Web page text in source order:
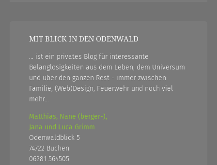
MIT BLICK IN DEN ODENWALD
... ist ein privates Blog für interessante
Belanglosigkeiten aus dem Leben, dem Universum
und über den ganzen Rest - immer zwischen
Familie, (Web)Design, Feuerwehr und noch viel
mehr...
Matthias, Nane (berger-),
Jana und Luca Grimm
Odenwaldblick 5
74722 Buchen
06281 564505